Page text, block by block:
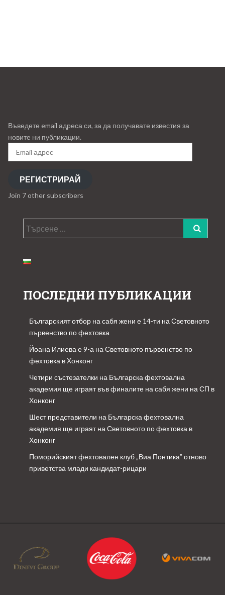
Въведете email адреса си, за да получавате известия за
новите ни публикации.
Email
адрес
РЕГИСТРИРАЙ
Join 7 other subscribers
Търсене
за:
ПОСЛЕДНИ ПУБЛИКАЦИИ
Българският отбор на сабя жени е 14-ти на Световното
първенство по фехтовка
Йоана Илиева е 9-а на Световното първенство по
фехтовка в Хонконг
Четири състезателки на Българска фехтовална
академия ще играят във финалите на сабя жени на СП в
Хонконг
Шест представители на Българска фехтовална
академия ще играят на Световното по фехтовка в
Хонконг
Поморийският фехтовален клуб „Виа Понтика” отново
приветства млади кандидат-рицари